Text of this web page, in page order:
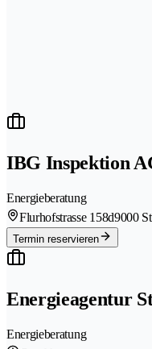
IBG Inspektion
Energieberatung
Flurhofstrasse 158d9000
Termin reservieren
Energieagentur
Energieberatung